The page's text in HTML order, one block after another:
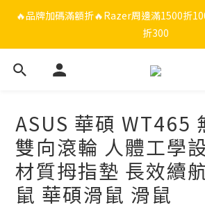
🔥品牌限定滿額折🔥ROG周邊滿1500折
300
🔥品牌加碼滿額折🔥Razer周邊滿1500折
折300
ROG/Razer 全館電競椅會員登錄
🔥品牌限定滿額折🔥ROG周邊滿1500折100
300
ASUS 華碩 WT465
雙向滾輪 人體工學
材質拇指墊 長效續
鼠 華碩滑鼠 滑鼠